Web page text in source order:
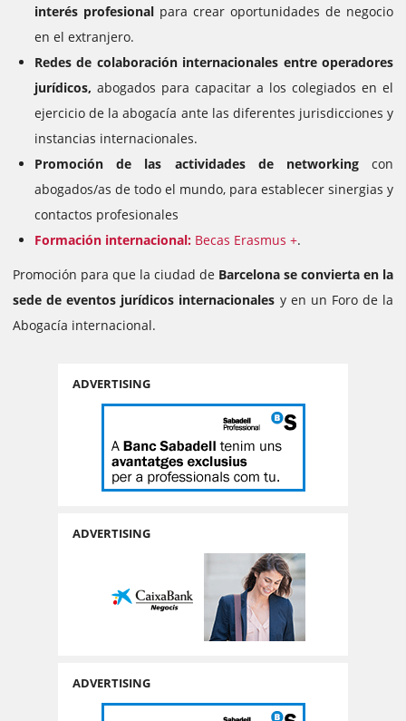
interés profesional para crear oportunidades de negocio
en el extranjero.
Redes de colaboración internacionales entre operadores
jurídicos, abogados para capacitar a los colegiados en el
ejercicio de la abogacía ante las diferentes jurisdicciones y
instancias internacionales.
Promoción de las actividades de networkingcon
abogados/as de todo el mundo, para establecer sinergias y
contactos profesionales
Formación internacional: Becas Erasmus +.
Promoción para que la ciudad de Barcelona se convierta en la
sede de eventos jurídicos internacionales y en un Foro de la
Abogacía internacional.
ADVERTISING
ADVERTISING
ADVERTISING